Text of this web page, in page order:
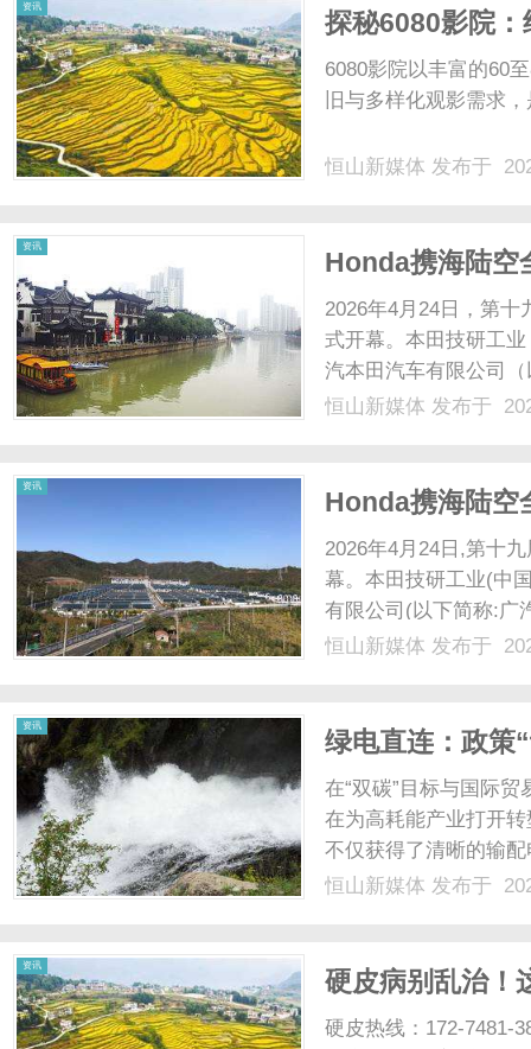
资讯
探秘6080影院
6080影院以丰富的60
旧与多样化观影需求
恒山新媒体 发布于
资讯
Honda携海陆空
2026年4月24日，第
式开幕。本田技研工
汽本田汽车有限公司
（以下简称：东风
恒山新媒体 发布于
资讯
Honda携海陆
2026年4月24日,第十
幕。本田技研工业(中
有限公司(以下简称:广
Honda),携海陆空全领
恒山新媒体 发布于
资讯
绿电直连：政策
业打开转型通道
在“双碳”目标与国际
在为高耗能产业打开转
不仅获得了清晰的输
业界形象地称为给“绿
恒山新媒体 发布于
资讯
硬皮病别乱治！
情反复
硬皮热线：172-7481-